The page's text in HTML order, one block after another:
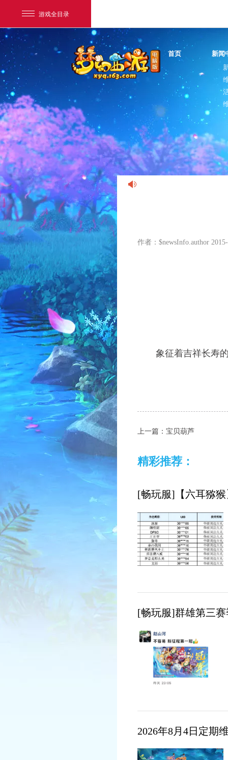
游戏全目录
网易游戏
游戏爱好者
我的足迹： 梦幻西游电脑版
首页
新闻
作者：$newsInfo.author
象征着吉祥长寿的
上一篇： 宝贝葫芦
精彩推荐：
[畅玩服]【六耳猕
[畅玩服]群雄第三
2026年8月4日定期